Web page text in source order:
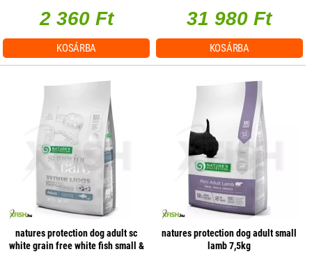
2 360 Ft
KOSÁRBA
31 980 Ft
KOSÁRBA
natures protection dog adult sc
white grain free white fish small &
natures protection dog adult small
lamb 7,5kg